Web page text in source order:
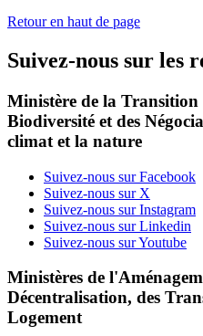
Retour en haut de page
Suivez-nous sur les
Ministère de la Transition
Biodiversité et des
climat et la nature
Suivez-nous sur Facebook
Suivez-nous sur X
Suivez-nous sur Instagram
Suivez-nous sur Linkedin
Suivez-nous sur Youtube
Ministères de
Décentralisation, des
Logement